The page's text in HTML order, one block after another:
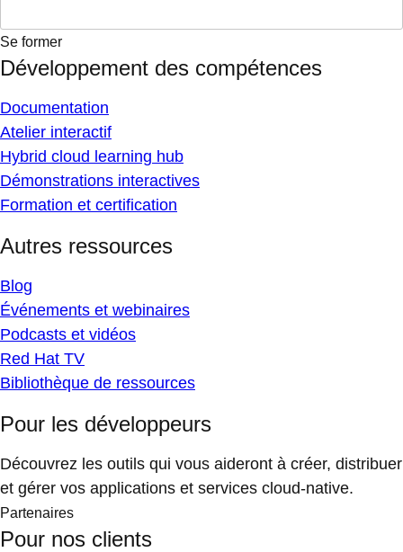
Se former
Développement des compétences
Documentation
Atelier interactif
Hybrid cloud learning hub
Démonstrations interactives
Formation et certification
Autres ressources
Blog
Événements et webinaires
Podcasts et vidéos
Red Hat TV
Bibliothèque de ressources
Pour les développeurs
Découvrez les outils qui vous aideront à créer, distribuer
et gérer vos applications et services cloud-native.
Partenaires
Pour nos clients